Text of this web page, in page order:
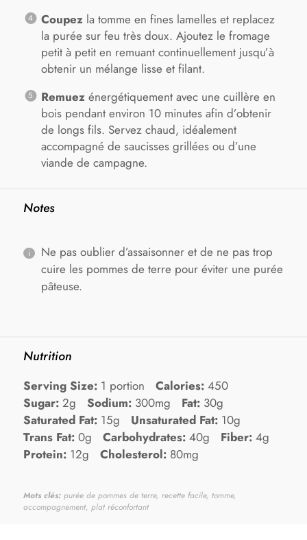
Coupezla tomme en fines lamelles et replacez
la purée sur feu très doux. Ajoutez le fromage
petit à petit en remuant continuellement jusqu’à
obtenir un mélange lisse et filant.
Remuezénergétiquement avec une cuillère en
bois pendant environ 10 minutes afin d’obtenir
de longs fils. Servez chaud, idéalement
accompagné de saucisses grillées ou d’une
viande de campagne.
Notes
Ne pas oublier d’assaisonner et de ne pas trop
cuire les pommes de terre pour éviter une purée
pâteuse.
Nutrition
Serving Size: 1 portion Calories: 450
Sugar: 2g Sodium: 300mg Fat: 30g
Saturated Fat: 15g Unsaturated Fat: 10g
Trans Fat: 0g Carbohydrates: 40g Fiber: 4g
Protein: 12g Cholesterol: 80mg
Mots clés: purée de pommes de terre, recette facile, tomme,
accompagnement, plat réconfortant